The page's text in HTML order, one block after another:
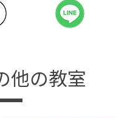
他の教室